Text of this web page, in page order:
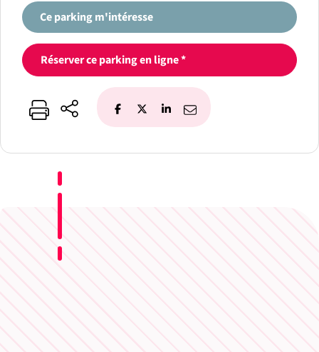
Ce parking m'intéresse
Réserver ce parking en ligne *